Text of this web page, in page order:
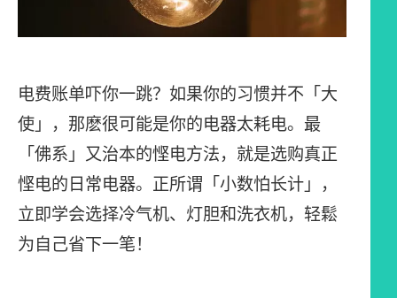
电费账单吓你一跳？如果你的习惯并不「大
使」，那麽很可能是你的电器太耗电。最
「佛系」又治本的悭电方法，就是选购真正
悭电的日常电器。正所谓「小数怕长计」，
立即学会选择冷气机、灯胆和洗衣机，轻鬆
为自己省下一笔！